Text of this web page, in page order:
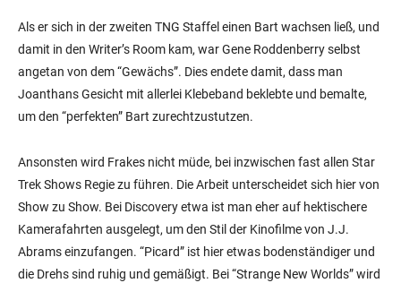
Als er sich in der zweiten TNG Staffel einen Bart wachsen ließ, und
damit in den Writer’s Room kam, war Gene Roddenberry selbst
angetan von dem “Gewächs”. Dies endete damit, dass man
Joanthans Gesicht mit allerlei Klebeband beklebte und bemalte,
um den “perfekten” Bart zurechtzustutzen.
Ansonsten wird Frakes nicht müde, bei inzwischen fast allen Star
Trek Shows Regie zu führen. Die Arbeit unterscheidet sich hier von
Show zu Show. Bei Discovery etwa ist man eher auf hektischere
Kamerafahrten ausgelegt, um den Stil der Kinofilme von J.J.
Abrams einzufangen. “Picard” ist hier etwas bodenständiger und
die Drehs sind ruhig und gemäßigt. Bei “Strange New Worlds” wird